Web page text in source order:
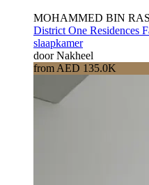
MOHAMMED BIN
District One Residences
slaapkamer
door Nakheel
from AED 135.0K